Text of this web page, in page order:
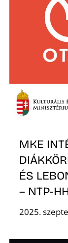
MKE
ÉS
– NTP-
2025.